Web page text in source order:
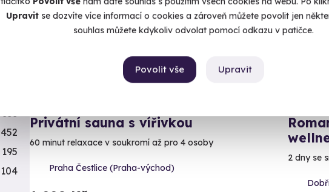
Upravitse dozvíte více informací o cookies a zároveň můžete povolit jen
souhlas můžete kdykoliv odvolat pomocí odkazu v patičce.
Upravit
Povolit vše
Privátní sauna s vířivkou
60 minut relaxace v soukromí až pro 4 osoby
Praha Čestlice (Praha-východ)
2 dny se
196
31
353
452
195
104